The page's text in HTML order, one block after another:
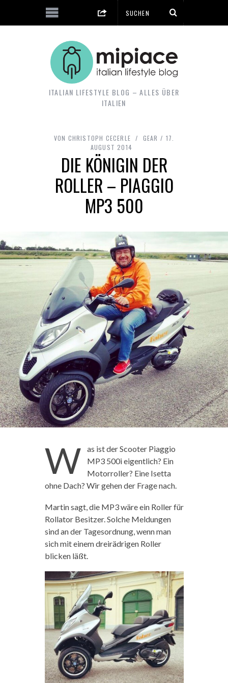
ITALIAN LIFESTYLE BLOG – ALLES ÜBER
ITALIEN
VON CHRISTOPH CECERLE GEAR
17.
AUGUST 2014
DIE KÖNIGIN DER
ROLLER – PIAGGIO
MP3 500
W
as ist der Scooter Piaggio
MP3 500i eigentlich? Ein
Motorroller? Eine Isetta
ohne Dach? Wir gehen der Frage nach.
Martin sagt, die MP3 wäre ein Roller für
Rollator Besitzer. Solche Meldungen
sind an der Tagesordnung, wenn man
sich mit einem dreirädrigen Roller
blicken läßt.